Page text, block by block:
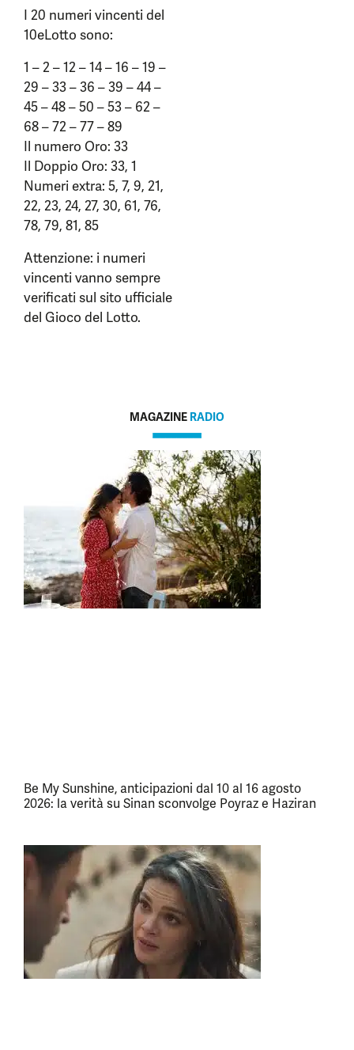
I 20 numeri vincenti del
10eLotto sono:
1 – 2 – 12 – 14 – 16 – 19 –
29 – 33 – 36 – 39 – 44 –
45 – 48 – 50 – 53 – 62 –
68 – 72 – 77 – 89
Il numero Oro: 33
Il Doppio Oro: 33, 1
Numeri extra: 5, 7, 9, 21,
22, 23, 24, 27, 30, 61, 76,
78, 79, 81, 85
Attenzione: i numeri
vincenti vanno sempre
verificati sul sito ufficiale
del Gioco del Lotto.
MAGAZINE RADIO
Be My Sunshine, anticipazioni dal 10 al 16 agosto
2026: la verità su Sinan sconvolge Poyraz e Haziran